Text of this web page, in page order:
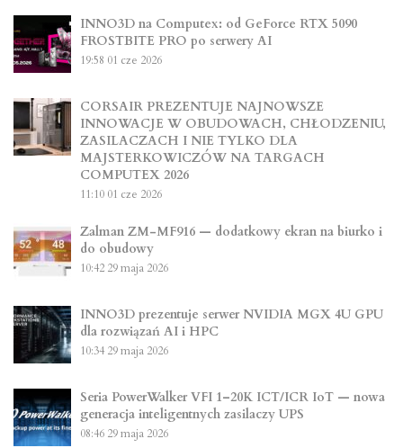
INNO3D na Computex: od GeForce RTX 5090
FROSTBITE PRO po serwery AI
19:58 01 cze 2026
CORSAIR PREZENTUJE NAJNOWSZE
INNOWACJE W OBUDOWACH, CHŁODZENIU,
ZASILACZACH I NIE TYLKO DLA
MAJSTERKOWICZÓW NA TARGACH
COMPUTEX 2026
11:10 01 cze 2026
Zalman ZM-MF916 — dodatkowy ekran na biurko i
do obudowy
10:42 29 maja 2026
INNO3D prezentuje serwer NVIDIA MGX 4U GPU
dla rozwiązań AI i HPC
10:34 29 maja 2026
Seria PowerWalker VFI 1–20K ICT/ICR IoT — nowa
generacja inteligentnych zasilaczy UPS
08:46 29 maja 2026